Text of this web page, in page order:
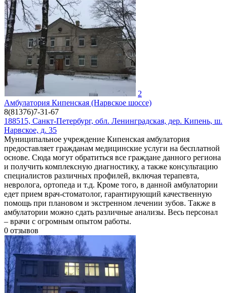
2
Амбулатория Кипенская (Нарвское шоссе)
8(81376)7-31-67
188515, Санкт-Петербург, обл. Ленинградская, дер. Кипень, ш.
Нарвское, д. 35
Муниципальное учреждение Кипенская амбулатория
предоставляет гражданам медицинские услуги на бесплатной
основе. Сюда могут обратиться все граждане данного региона
и получить комплексную диагностику, а также консультацию
специалистов различных профилей, включая терапевта,
невролога, ортопеда и т.д. Кроме того, в данной амбулатории
едет прием врач-стоматолог, гарантирующий качественную
помощь при плановом и экстренном лечении зубов. Также в
амбулатории можно сдать различные анализы. Весь персонал
– врачи с огромным опытом работы.
0 отзывов